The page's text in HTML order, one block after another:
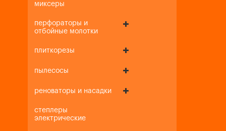
миксеры
перфораторы и
отбойные молотки
плиткорезы
пылесосы
реноваторы и насадки
степлеры
электрические